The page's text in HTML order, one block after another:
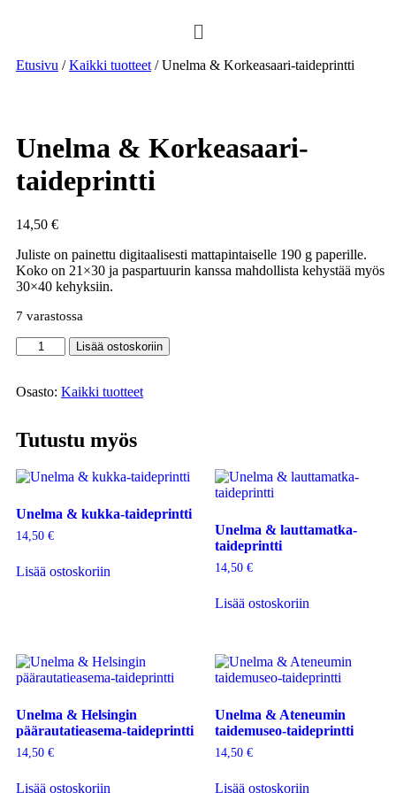
Etusivu /Kaikki tuotteet / Unelma & Korkeasaari-taideprintti
Unelma & Korkeasaari-
taideprintti
14,50 €
Juliste on painettu digitaalisesti mattapintaiselle 190 g paperille.
Koko on 21×30 ja paspartuurin kanssa mahdollista kehystää myös
30×40 kehyksiin.
7 varastossa
Lisää ostoskoriin
Osasto: Kaikki tuotteet
Tutustu myös
Unelma & kukka-taideprintti
14,50 €
Lisää ostoskoriin
Unelma & lauttamatka-
taideprintti
14,50 €
Lisää ostoskoriin
Unelma & Helsingin
päärautatieasema-taideprintti
14,50 €
Lisää ostoskoriin
Unelma & Ateneumin
taidemuseo-taideprintti
14,50 €
Lisää ostoskoriin